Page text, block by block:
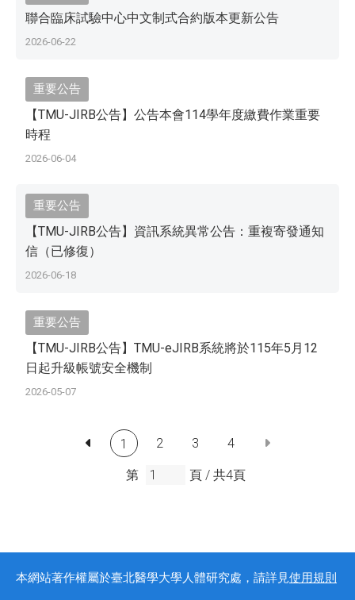
聯合臨床試驗中心中文制式合約版本更新公告
2026-06-22
重要公告
【TMU-JIRB公告】公告本會114學年度繳費作業重要
時程
2026-06-04
重要公告
【TMU-JIRB公告】資訊系統異常公告：重複寄發通知
信（已修復）
2026-06-18
重要公告
【TMU-JIRB公告】TMU-eJIRB系統將於115年5月12
日起升級帳號安全機制
2026-05-07
1 2 3 4
第 頁 / 共4頁
本網站著作權屬於臺北醫學大學人體研究處，請詳見使用規則